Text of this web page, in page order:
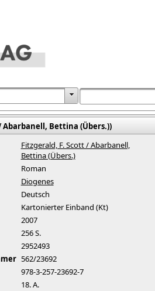
Abarbanell, Bettina (Übers.))
Fitzgerald, F. Scott / Abarbanell,
Bettina (Übers.)
Roman
Diogenes
Deutsch
Kartonierter Einband (Kt)
2007
256 S.
2952493
562/23692
978-3-257-23692-7
18. A.